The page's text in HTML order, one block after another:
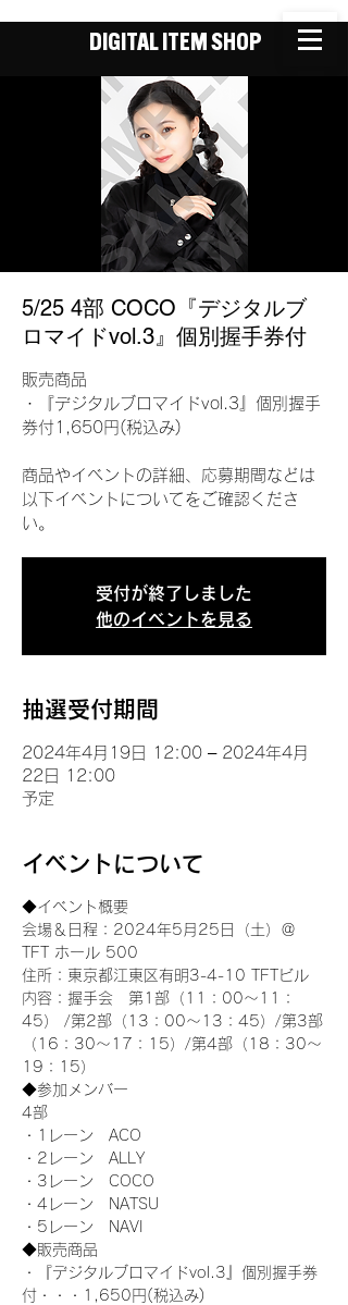
DIGITAL ITEM SHOP
5/25 4部 COCO『デジタルブ
ロマイドvol.3』個別握手券付
販売商品
・『デジタルブロマイドvol.3』個別握手
券付1,650円(税込み)
商品やイベントの詳細、応募期間などは
以下イベントについてをご確認くださ
い。
受付が終了しました
他のイベントを見る
抽選受付期間
2024年4月19日 12:00 – 2024年4月
22日 12:00
予定
イベントについて
◆イベント概要
会場＆日程：2024年5月25日（土）＠
TFT ホール 500
住所：東京都江東区有明3-4-10 TFTビル
内容：握手会　第1部（11：00～11：
45） /第2部（13：00～13：45）/第3部
（16：30～17：15）/第4部（18：30～
19：15）
◆参加メンバー
4部
・1レーン　ACO
・2レーン　ALLY
・3レーン　COCO
・4レーン　NATSU
・5レーン　NAVI
◆販売商品
・『デジタルブロマイドvol.3』個別握手券
付・・・1,650円(税込み)